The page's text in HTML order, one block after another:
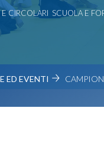
CIRCOLARI SCUOLA E
ED EVENTI